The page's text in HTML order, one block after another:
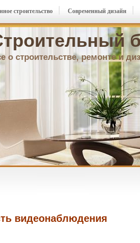
о строительстве, ремонте и
строительство Современный дизайн
видеонаблюдения